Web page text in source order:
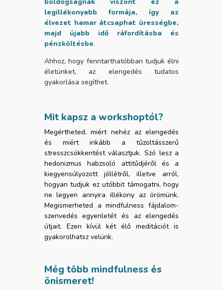
legillékonyabb formája, így az
élvezet hamar átcsaphat ürességbe,
majd újabb idő ráfordításba és
pénzköltésbe.
Ahhoz, hogy fenntarthatóbban tudjuk élni
életünket, az elengedés tudatos
gyakorlása segíthet.
Mit kapsz a workshoptól?
Megértheted, miért nehéz az elengedés
és miért inkább a tűzoltásszerű
stresszcsökkentést választjuk. Szó lesz a
hedonizmus habzsoló attitűdjéről és a
kiegyensúlyozott jóllétről, illetve arról,
hogyan tudjuk ez utóbbit támogatni, hogy
ne legyen annyira illékony az örömünk.
Megismerheted a mindfulness fájdalom-
szenvedés egyenletét és az elengedés
útjait. Ezen kívül két élő meditációt is
gyakorolhatsz velünk.
Még több mindfulness és
önismeret!